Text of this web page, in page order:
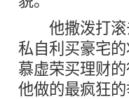
他撒泼打滚
私自利买豪宅
慕虚荣买理财
他做的最疯狂